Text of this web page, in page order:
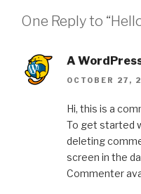
One Reply to
A
OCTOBER 27,
Hi, this is a
To get started
deleting
screen in the
Commenter